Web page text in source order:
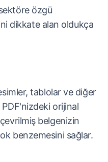
özgü
dikkate alan oldukça
tablolar ve diğer
orijinal
belgenizin
benzemesini sağlar.